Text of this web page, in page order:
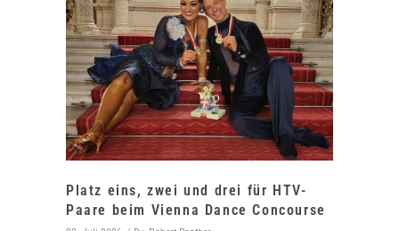
Platz eins, zwei und drei für HTV-
Paare beim Vienna Dance Concourse